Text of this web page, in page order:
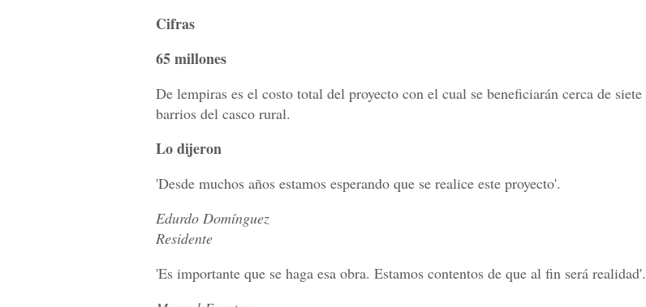
Cifras
65 millones
De lempiras es el costo total del proyecto con el cual se beneficiarán cerca de siete
barrios del casco rural.
Lo dijeron
'Desde muchos años estamos esperando que se realice este proyecto'.
Edurdo Domínguez
Residente
'Es importante que se haga esa obra. Estamos contentos de que al fin será realidad'.